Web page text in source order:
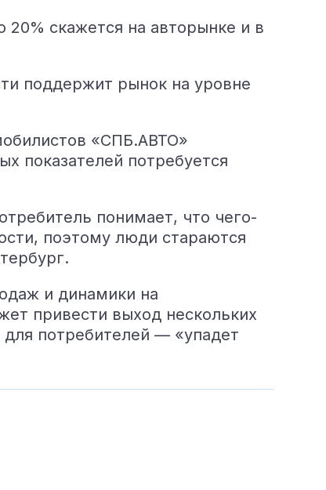
20% скажется на авторынке и в
поддержит рынок на уровне
«СПБ.АВТО»
показателей потребуется
понимает, что чего-
поэтому люди стараются
и динамики на
привести выход нескольких
для потребителей — «упадет